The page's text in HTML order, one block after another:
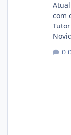
Atualização!
com
Novidades: Api do